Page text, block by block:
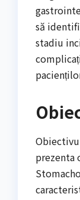
să
stadiu
prezenta